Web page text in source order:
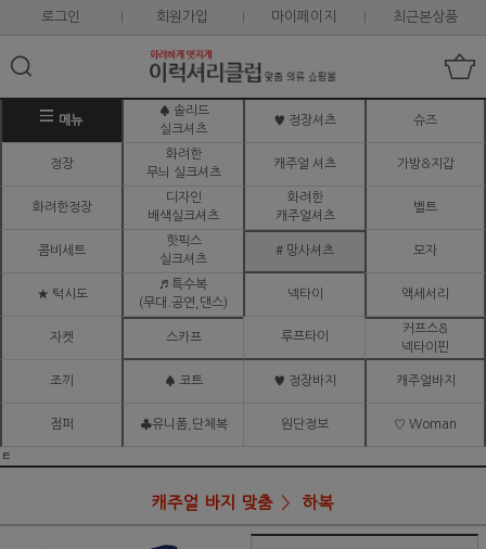
로그인 회원가입 마이페이지 최근본상품
메뉴
♠ 솔리드
실크셔츠
♥ 정장셔츠 슈즈
정장
화려한
무늬 실크셔츠
캐주얼 셔츠 가방&지갑
화려한정장
디자인
배색실크셔츠
화려한
캐주얼셔츠
벨트
콤비세트
핫픽스
실크셔츠
# 망사셔츠 모자
★ 턱시도
♬ 특수복
(무대.공연,댄스)
넥타이 액세서리
자켓 스카프 루프타이
커프스&
넥타이핀
조끼 ♠ 코트 ♥ 정장바지 캐주얼바지
점퍼 ♣유니폼,단체복 원단정보 ♡ Woman
ㅌ
캐주얼 바지 맞춤 하복